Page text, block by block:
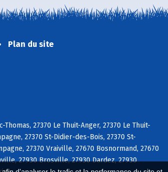
Plan du site
27370 Le Thuit-Anger, 27370 Le Thuit-
27370 St-Didier-des-Bois, 27370 St-
27370 Vraiville, 27670 Bosnormand, 27670
27930 Brosville, 27930 Dardez, 27930